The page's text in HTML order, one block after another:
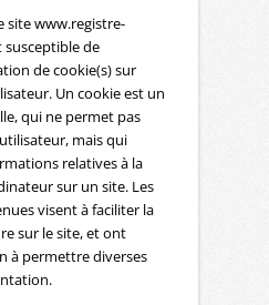
site www.registre-
susceptible de
de cookie(s) sur
Un cookie est un
qui ne permet pas
mais qui
relatives à la
sur un site. Les
visent à faciliter la
sur le site, et ont
à permettre diverses